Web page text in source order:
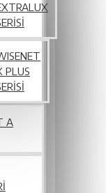
PLUS
A